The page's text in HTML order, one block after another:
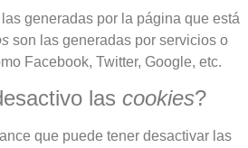
generadas por la página que está
son las generadas por servicios o
Facebook, Twitter, Google, etc.
las cookies?
que puede tener desactivar las